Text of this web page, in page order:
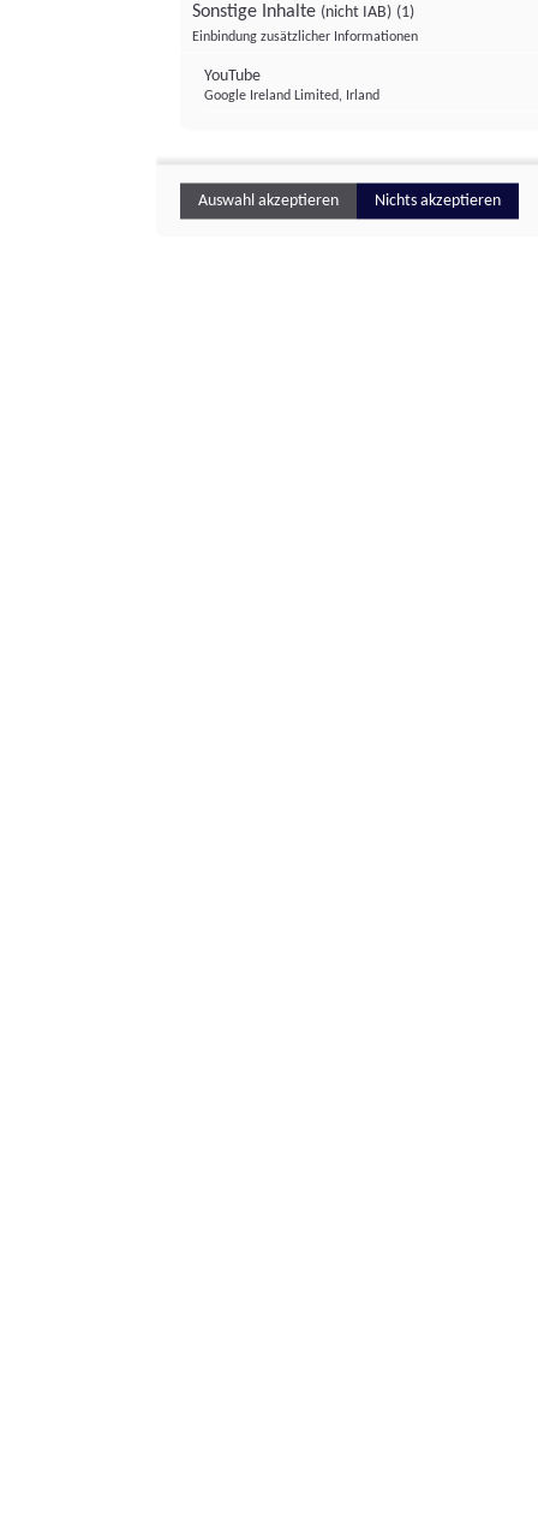
Sonstige Inhalte (nicht IAB) (1)
Einbindung zusätzlicher Informationen
YouTube
Google Ireland Limited, Irland
Auswahl akzeptieren Nichts akzeptieren